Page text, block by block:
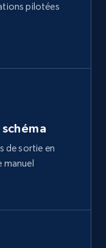
pilotées
de sortie en